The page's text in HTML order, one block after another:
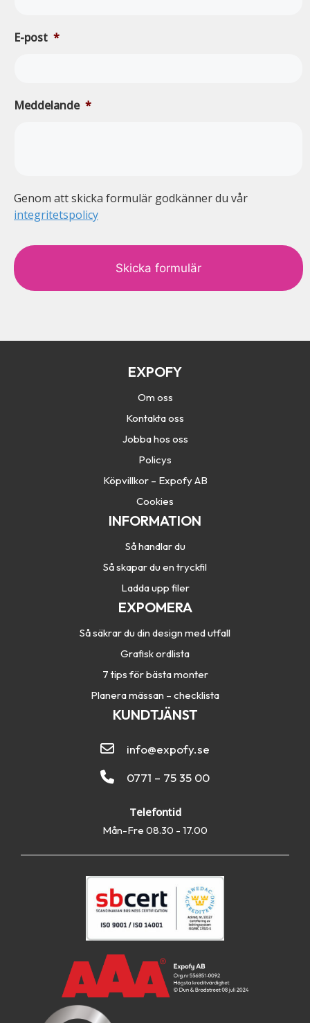
E-post *
Meddelande *
Genom att skicka formulär godkänner du vår
integritetspolicy
a
p
t
EXPOFY
Om oss
Kontakta oss
Jobba hos oss
Policys
Köpvillkor – Expofy AB
Cookies
INFORMATION
Så handlar du
Så skapar du en tryckfil
Ladda upp filer
EXPOMERA
Så säkrar du din design med utfall
Grafisk ordlista
7 tips för bästa monter
Planera mässan – checklista
KUNDTJÄNST
info@expofy.se
0771 – 75 35 00
Telefontid
Mån-Fre 08.30 - 17.00